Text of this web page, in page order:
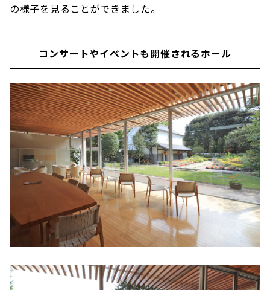
の様子を見ることができました。
コンサートやイベントも開催されるホール